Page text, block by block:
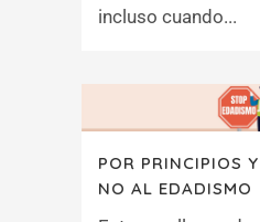
incluso cuando...
POR PRINCIPIOS
NO AL EDADISMO